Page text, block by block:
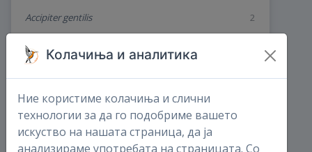
Accipiter gentilis
2
Acrocephalus arundinaceus
Acrocephalus palustris
Acrocephalus schoenobaenus
Колачиња и аналитика
Ние користиме колачиња и слични
технологии за да го подобриме вашето
искуство на нашата страница, да ја
анализираме употребата на страницата. Со